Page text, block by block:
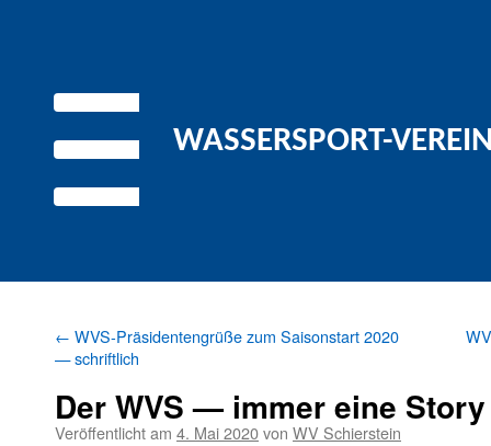
WASSERSPORT-
← WVS-Präsidentengrüße zum Saisonstart 2020
— schriftlich
Der WVS — immer eine
Veröffentlicht am 4. Mai 2020von WV Schierstein